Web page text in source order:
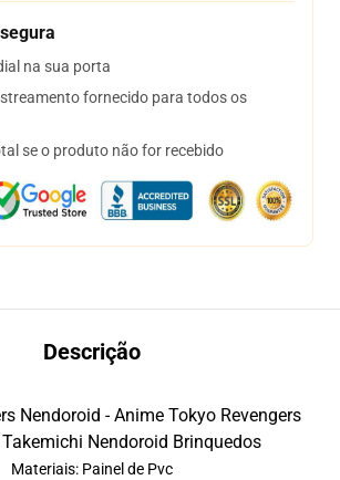
na sua porta
fornecido para todos os
se o produto não for recebido
Descrição
Nendoroid - Anime Tokyo Revengers
Nendoroid Brinquedos
Materiais: Painel de Pvc